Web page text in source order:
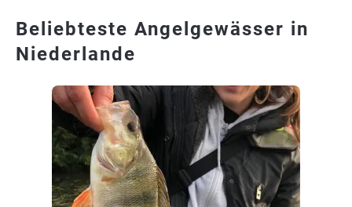
Beliebteste Angelgewässer in
Niederlande